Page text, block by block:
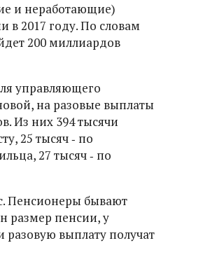
и неработающие)
в 2017 году. По словам
200 миллиардов
управляющего
на разовые выплаты
Из них 394 тысячи
25 тысяч ‑ по
27 тысяч ‑ по
Пенсионеры бывают
размер пенсии, у
разовую выплату получат